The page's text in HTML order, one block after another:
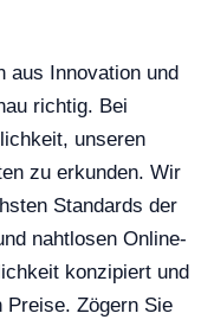
aus Innovation und
richtig. Bei
unseren
zu erkunden. Wir
Standards der
nahtlosen Online-
konzipiert und
Preise. Zögern Sie